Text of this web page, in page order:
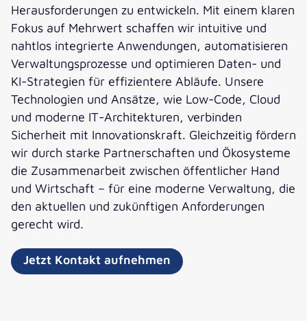
Herausforderungen zu entwickeln. Mit einem klaren
Fokus auf Mehrwert schaffen wir intuitive und
nahtlos integrierte Anwendungen, automatisieren
Verwaltungsprozesse und optimieren Daten- und
KI-Strategien für effizientere Abläufe. Unsere
Technologien und Ansätze, wie Low-Code, Cloud
und moderne IT-Architekturen, verbinden
Sicherheit mit Innovationskraft. Gleichzeitig fördern
wir durch starke Partnerschaften und Ökosysteme
die Zusammenarbeit zwischen öffentlicher Hand
und Wirtschaft – für eine moderne Verwaltung, die
den aktuellen und zukünftigen Anforderungen
gerecht wird.
Jetzt Kontakt aufnehmen